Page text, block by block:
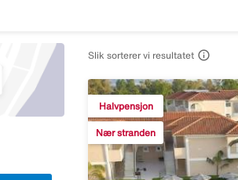
Slik sorterer vi resultatet 
Halvpensjon
Nær stranden